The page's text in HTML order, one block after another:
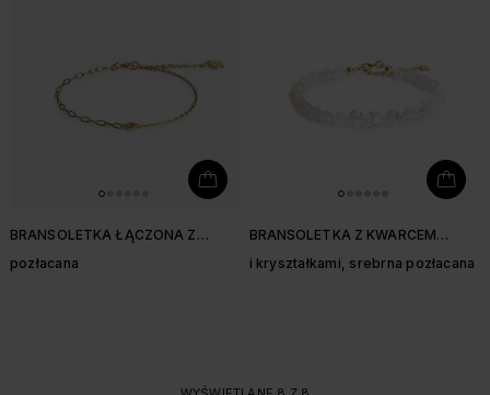
BRANSOLETKA ŁĄCZONA Z
pozłacana
BRANSOLETKA Z KWARCEM
i kryształkami, srebrna pozłacana